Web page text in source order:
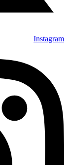
Instagram